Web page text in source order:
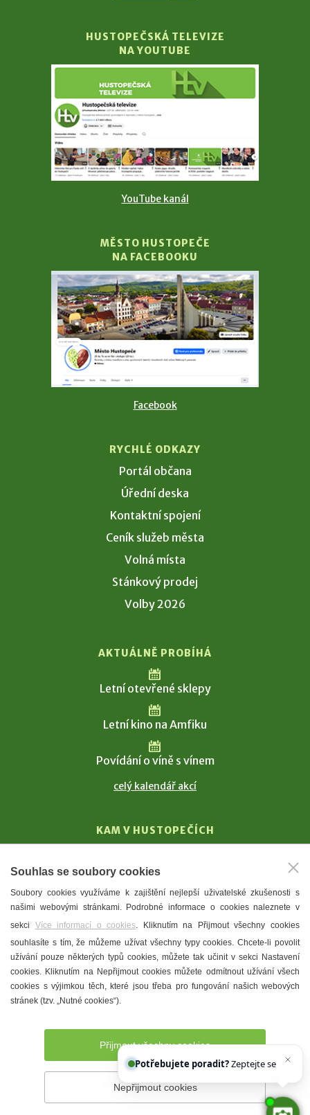
HUSTOPEČSKÁ TELEVIZE
NA YOUTUBE
YouTube kanál
MĚSTO HUSTOPEČE
NA FACEBOOKU
Facebook
RYCHLÉ ODKAZY
Portál občana
Úřední deska
Kontaktní spojení
Ceník služeb města
Volná místa
Stánkový prodej
Volby 2026
AKTUÁLNĚ PROBÍHÁ
Letní otevřené sklepy
Letní kino na Amfiku
Povídání o víně s vínem
celý kalendář akcí
KAM V HUSTOPEČÍCH
T. G. Masaryk
Mandloně
Ubytování
Restaurace
Městské muzeum a galerie
Denní meníčka
Prohlášení o přístupnosti Správce webu
Souhlas se soubory cookies
Soubory cookies využíváme k zajištění nejlepší uživatelské zkušenosti s
našimi webovými stránkami. Podrobné informace o cookies naleznete v
sekci Více informací o cookies. Kliknutím na Přijmout všechny cookies
souhlasíte s tím, že můžeme užívat všechny typy cookies. Chcete-li povolit
užívání pouze některých typů cookies, můžete tak učinit v sekci Nastavení
cookies. Kliknutím na Nepřijmout cookies můžete odmítnout užívání všech
cookies s výjimkou těch, které jsou třeba pro fungování našich webových
stránek (tzv. „Nutné cookies“).
Přijmout všechny cookies
Nepřijmout cookies
Potřebujete poradit?Zeptejte se našeho as